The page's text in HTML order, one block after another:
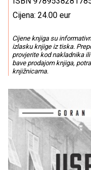
Cijena: 24.00 eur
Cijene knjiga su
izlasku knjige iz tiska.
provjerite kod nakladnika
bave prodajom knjiga,
knjižnicama.